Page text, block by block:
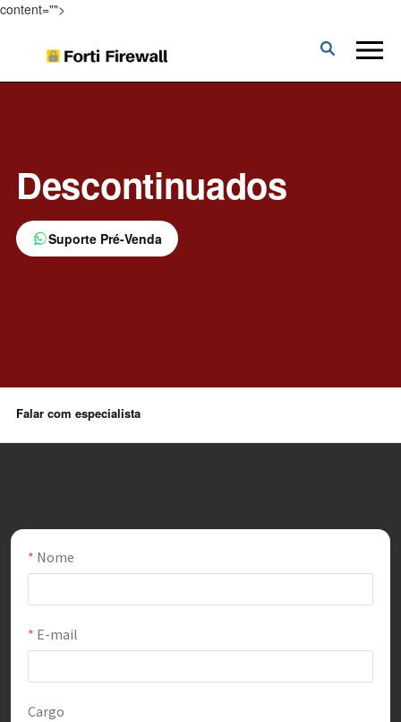
content="">
Forti
Firewall
Descontinuados
Suporte Pré-Venda
Falar com especialista